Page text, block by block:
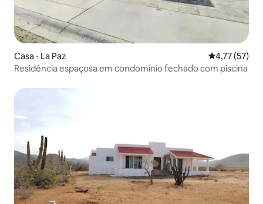
Casa ⋅ La Paz 4,77 de uma
4,77 (57)
Residência espaçosa em condomínio fechado com piscina